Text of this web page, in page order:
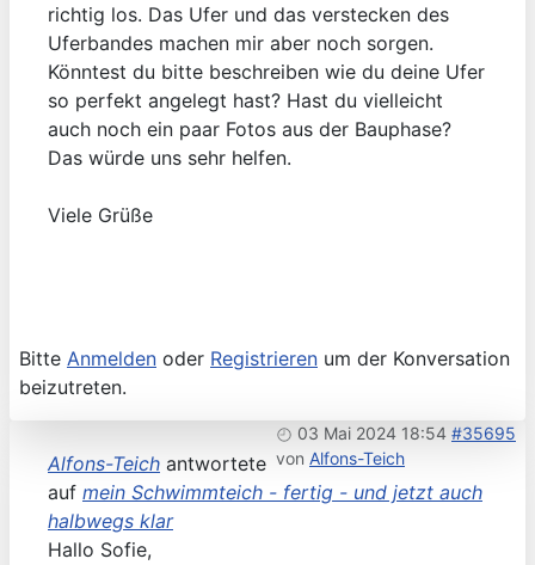
richtig los. Das Ufer und das verstecken des
Uferbandes machen mir aber noch sorgen.
Könntest du bitte beschreiben wie du deine Ufer
so perfekt angelegt hast? Hast du vielleicht
auch noch ein paar Fotos aus der Bauphase?
Das würde uns sehr helfen.
Viele Grüße
Bitte Anmelden oder Registrieren um der Konversation
beizutreten.
03 Mai 2024 18:54 #35695
von Alfons-Teich
Alfons-Teich antwortete
auf mein Schwimmteich - fertig - und jetzt auch
halbwegs klar
Hallo Sofie,